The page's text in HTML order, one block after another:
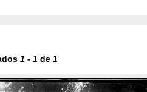
1 - 1 de 1